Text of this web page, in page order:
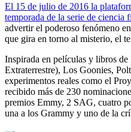
El 15 de julio de 2016 la
temporada de la serie de ciencia
advertir el poderoso fenómeno
que gira en torno al misterio, el
Inspirada en películas y libros
Extraterrestre), Los Goonies,
experimentos reales como el
recibido más de 230
premios Emmy, 2 SAG, cuatro
una a los Grammy y uno de la